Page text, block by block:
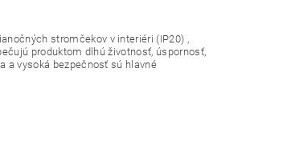
stromčekov v interiéri (IP20) ,
produktom dlhú životnosť, úspornosť,
a vysoká bezpečnosť sú hlavné